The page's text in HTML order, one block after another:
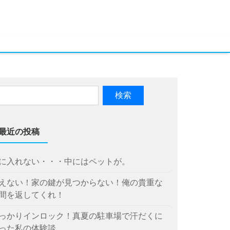
近の投稿
入れない・・・中にはペットが。
ない！家の鍵が見つからない！俺の貴重な
を返してくれ！
かりインロック！真夏の駐車場で汗だくに
た私の体験談